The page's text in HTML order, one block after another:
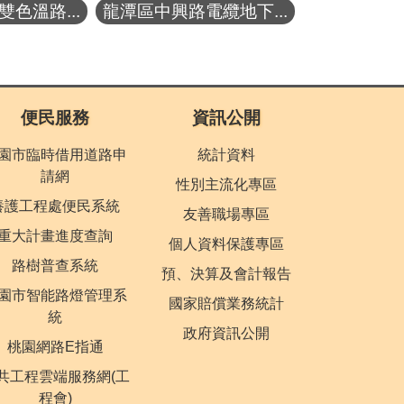
色溫路... 龍潭區中興路電纜地下...
便民服務
市臨時借用道路申
請網
護工程處便民系統
大計畫進度查詢
路樹普查系統
市智能路燈管理系
統
桃園網路E指通
工程雲端服務網(工
程會)
資訊公開
統計資料
性別主流化專區
友善職場專區
個人資料保護專區
預、決算及會計報告
國家賠償業務統計
政府資訊公開